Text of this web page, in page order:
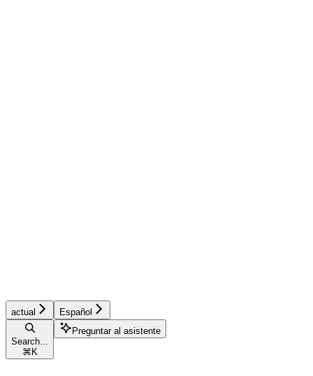
actual Español
Search...
⌘ K
Preguntar al asistente